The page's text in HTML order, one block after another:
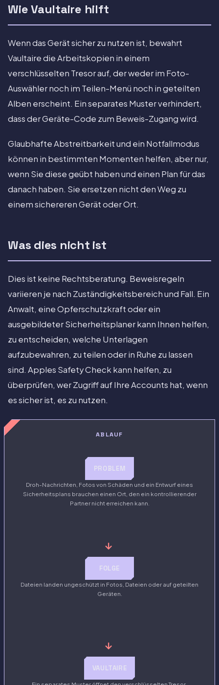
Wie Vaultaire hilft
Wenn das Gerät sicher zu nutzen ist, bewahrt
Vaultaire die Arbeitskopien in einem
verschlüsselten Tresor auf, der weder im Foto-
Auswähler noch im Teilen-Menü noch in geteilten
Alben erscheint. Ein separates Muster verhindert,
dass der Geräte-Code zum Beweis-Zugang wird.
Glaubhafte Abstreitbarkeit und ein Notfallmodus
können in bestimmten Momenten helfen, aber nur,
wenn Sie diese geübt haben und einen Plan für das
danach haben. Sie ersetzen nicht den Weg zu
einem sichereren Gerät oder Ort.
Was dies nicht ist
Dies ist keine Rechtsberatung. Beweisregeln
variieren je nach Zuständigkeitsbereich und Fall. Ein
Anwalt, eine Opferschutzkraft oder ein
ausgebildeter Sicherheitsplaner kann Ihnen helfen,
zu entscheiden, welche Unterlagen
aufzubewahren, zu teilen oder in Ruhe zu lassen
sind. Apples Safety Check kann helfen, zu
überprüfen, wer Zugriff auf Ihre Accounts hat, wenn
es sicher ist, es zu nutzen.
ABLAUF
PROBLEM
Droh-Nachrichten, Fotos von Schäden und ein Entwurf eines
Sicherheitsplans brauchen einen Ort, den ein kontrollierender
Partner nicht erreichen kann.
→
FOLGE
Dateien landen ungeschützt in Fotos, Dateien oder auf geteilten
Geräten.
→
VAULTAIRE